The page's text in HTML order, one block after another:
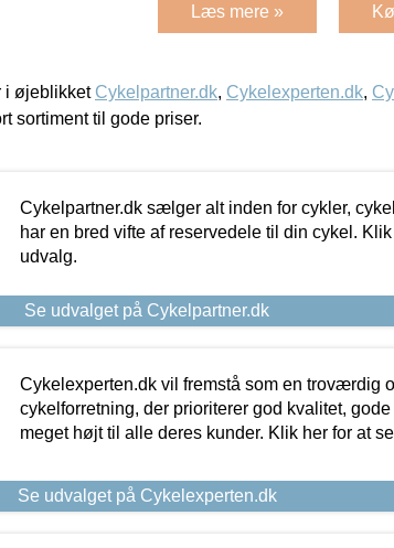
Læs mere »
i øjeblikket Cykelpartner.dk, Cykelexperten.dk,
sortiment til gode priser.
Cykelpartner.dk sælger alt inden for cykler,
har en bred vifte af reservedele til din cykel.
udvalg.
Se udvalget på Cykelpartner.dk
Cykelexperten.dk vil fremstå som en troværdig
cykelforretning, der prioriterer god kvalitet,
meget højt til alle deres kunder. Klik her for at
Se udvalget på Cykelexperten.dk